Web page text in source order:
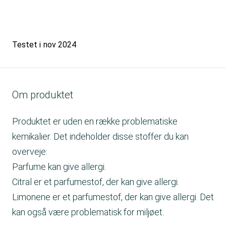
Testet i nov 2024
Om produktet
Produktet er uden en række problematiske
kemikalier. Det indeholder disse stoffer du kan
overveje:
Parfume kan give allergi.
Citral er et parfumestof, der kan give allergi.
Limonene er et parfumestof, der kan give allergi. Det
kan også være problematisk for miljøet.